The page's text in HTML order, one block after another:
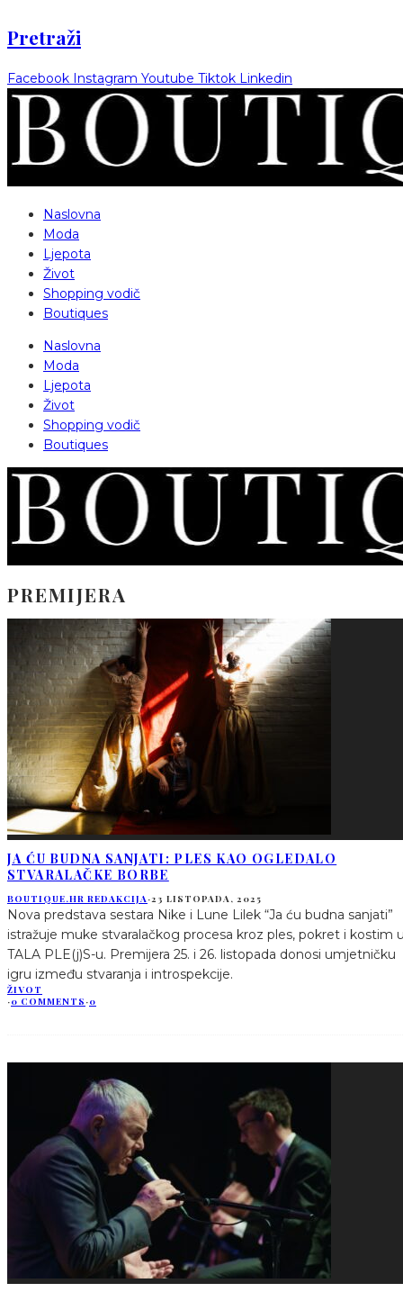
Pretraži
Facebook Instagram Youtube Tiktok Linkedin
Naslovna
Moda
Ljepota
Život
Shopping vodič
Boutiques
Naslovna
Moda
Ljepota
Život
Shopping vodič
Boutiques
PREMIJERA
JA ĆU BUDNA SANJATI: PLES KAO OGLEDALO
STVARALAČKE BORBE
BOUTIQUE.HR REDAKCIJA·23 LISTOPADA, 2025
Nova predstava sestara Nike i Lune Lilek “Ja ću budna sanjati”
istražuje muke stvaralačkog procesa kroz ples, pokret i kostim
TALA PLE(j)S-u. Premijera 25. i 26. listopada donosi umjetničku
igru između stvaranja i introspekcije.
ŽIVOT
·0 COMMENTS ·0